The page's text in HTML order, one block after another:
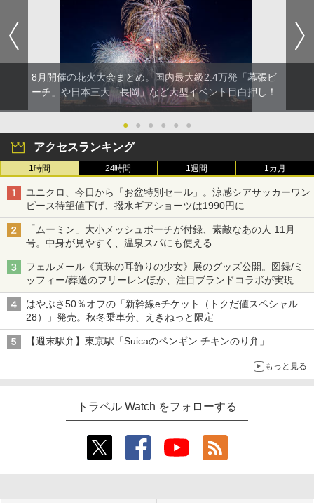
8月開催の花火大会まとめ。国内最大級2.4万発「幕張ビ
ーチ」や日本三大「長岡」など大型イベント目白押し！
● ● ● ● ● ●
アクセスランキング
1時間 24時間 1週間 1カ月
ユニクロ、今日から「お盆特別セール」。涼感シアサッカーワン
ピース待望値下げ、撥水ギアショーツは1990円に
「ムーミン」大小メッシュポーチが付録、素敵なあの人 11月
号。中身が見やすく、温泉スパにも使える
フェルメール《真珠の耳飾りの少女》展のグッズ公開。図録/ミ
ッフィー/葬送のフリーレンほか、注目ブランドコラボが実現
はやぶさ50％オフの「新幹線eチケット（トクだ値スペシャル
28）」発売。秋冬乗車分、えきねっと限定
【週末駅弁】東京駅「Suicaのペンギン チキンのり弁」
もっと見る
トラベル Watch をフォローする